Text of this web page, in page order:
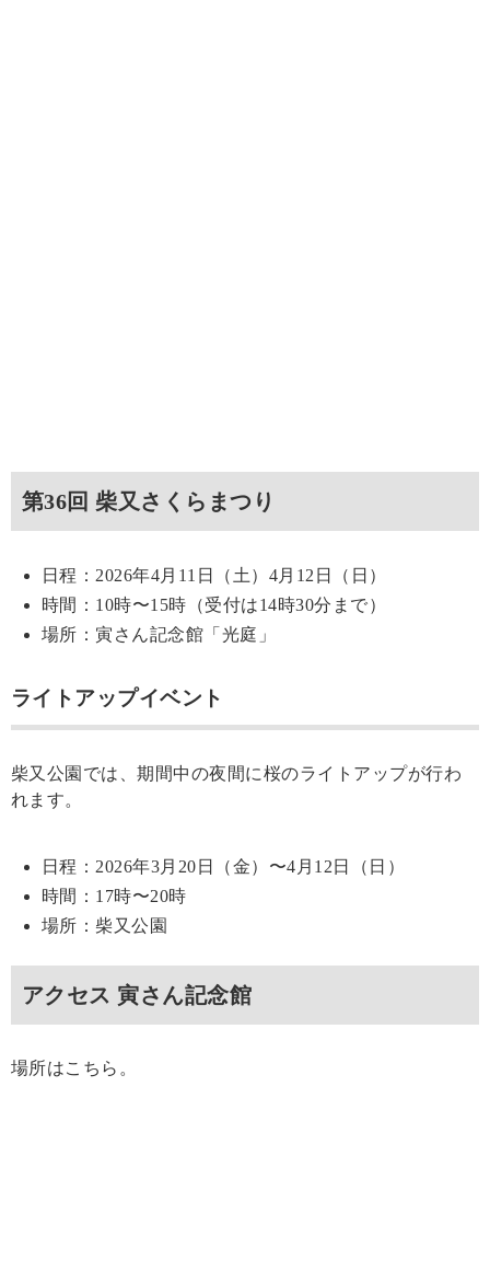
第36回 柴又さくらまつり
日程：2026年4月11日（土）4月12日（日）
時間：10時〜15時（受付は14時30分まで）
場所：寅さん記念館「光庭」
ライトアップイベント
柴又公園では、期間中の夜間に桜のライトアップが行わ
れます。
日程：2026年3月20日（金）〜4月12日（日）
時間：17時〜20時
場所：柴又公園
アクセス 寅さん記念館
場所はこちら。